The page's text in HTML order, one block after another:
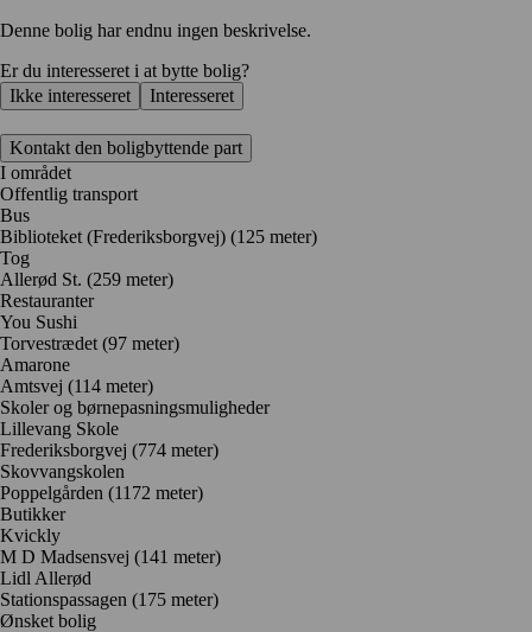
Denne bolig har endnu ingen beskrivelse.
Er du interesseret i at bytte bolig?
Ikke interesseret
Interesseret
Kontakt den boligbyttende part
I området
Offentlig transport
Bus
Biblioteket (Frederiksborgvej) (125 meter)
Tog
Allerød St. (259 meter)
Restauranter
You Sushi
Torvestrædet (97 meter)
Amarone
Amtsvej (114 meter)
Skoler og børnepasningsmuligheder
Lillevang Skole
Frederiksborgvej (774 meter)
Skovvangskolen
Poppelgården (1172 meter)
Butikker
Kvickly
M D Madsensvej (141 meter)
Lidl Allerød
Stationspassagen (175 meter)
Ønsket bolig